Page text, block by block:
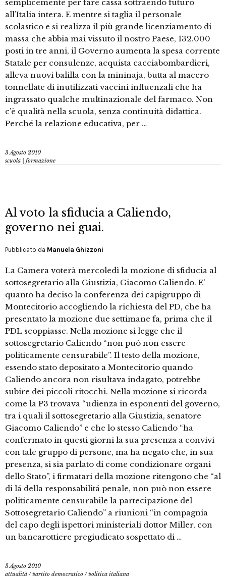
semplicemente per fare cassa sottraendo futuro
all’Italia intera. E mentre si taglia il personale
scolastico e si realizza il più grande licenziamento di
massa che abbia mai vissuto il nostro Paese, 132.000
posti in tre anni, il Governo aumenta la spesa corrente
Statale per consulenze, acquista cacciabombardieri,
alleva nuovi balilla con la mininaja, butta al macero
tonnellate di inutilizzati vaccini influenzali che ha
ingrassato qualche multinazionale del farmaco. Non
c’è qualità nella scuola, senza continuità didattica.
Perché la relazione educativa, per …
3 Agosto 2010
scuola | formazione
Al voto la sfiducia a Caliendo,
governo nei guai.
Pubblicato da Manuela Ghizzoni
La Camera voterà mercoledì la mozione di sfiducia al
sottosegretario alla Giustizia, Giacomo Caliendo. E’
quanto ha deciso la conferenza dei capigruppo di
Montecitorio accogliendo la richiesta del PD, che ha
presentato la mozione due settimane fa, prima che il
PDL scoppiasse. Nella mozione si legge che il
sottosegretario Caliendo “non può non essere
politicamente censurabile”. Il testo della mozione,
essendo stato depositato a Montecitorio quando
Caliendo ancora non risultava indagato, potrebbe
subire dei piccoli ritocchi. Nella mozione si ricorda
come la P3 trovava “udienza in esponenti del governo,
tra i quali il sottosegretario alla Giustizia, senatore
Giacomo Caliendo” e che lo stesso Caliendo “ha
confermato in questi giorni la sua presenza a convivi
con tale gruppo di persone, ma ha negato che, in sua
presenza, si sia parlato di come condizionare organi
dello Stato”, i firmatari della mozione ritengono che “al
di lá della responsabilitá penale, non può non essere
politicamente censurabile la partecipazione del
Sottosegretario Caliendo” a riunioni “in compagnia
del capo degli ispettori ministeriali dottor Miller, con
un bancarottiere pregiudicato sospettato di …
3 Agosto 2010
attualità /partito democratico /politica italiana